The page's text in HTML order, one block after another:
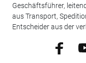
Geschäftsführer,
aus Transport,
Entscheider aus der